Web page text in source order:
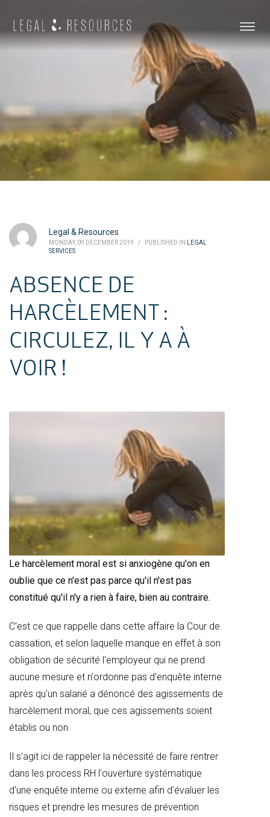
Legal & Resources
MONDAY, 09 DECEMBER 2019 / PUBLISHED IN
LEGAL
SERVICES
ABSENCE DE
HARCÈLEMENT :
CIRCULEZ, IL Y A À
VOIR !
Le harcèlement moral est si anxiogène qu'on en
oublie que ce n'est pas parce qu'il n'est pas
constitué qu'il n'y a rien à faire, bien au contraire.
C'est ce que rappelle dans cette affaire la Cour de
cassation, et selon laquelle manque en effet à son
obligation de sécurité l'employeur qui ne prend
aucune mesure et n'ordonne pas d'enquête interne
après qu'un salarié a dénoncé des agissements de
harcèlement moral, que ces agissements soient
établis ou non.
Il s'agit ici de rappeler la nécessité de faire rentrer
dans les process RH l'ouverture systématique
d'une enquête interne ou externe afin d'évaluer les
risques et prendre les mesures de prévention